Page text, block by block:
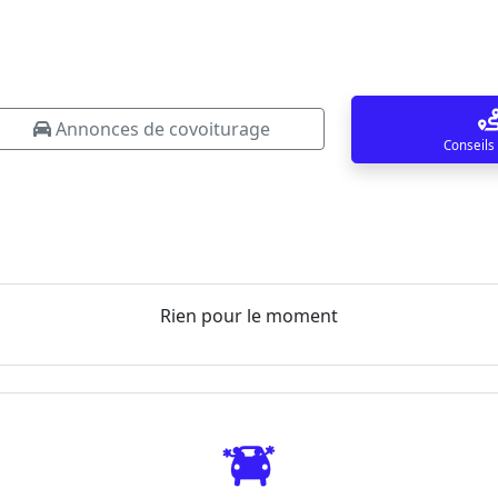
Annonces de covoiturage
Rien pour le moment